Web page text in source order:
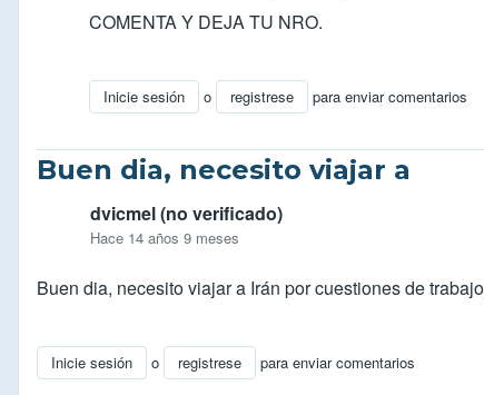
COMENTA Y DEJA TU NRO.
Inicie sesión o registrese para enviar comentarios
En respuesta a cambio de visa de turista a visa de
Buen dia, necesito viajar a
dvicmel (no verificado)
Hace 14 años 9 meses
Buen dia, necesito viajar a Irán por cuestiones de
Inicie sesión o registrese para enviar comentarios